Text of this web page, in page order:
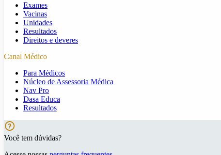
Exames
Vacinas
Unidades
Resultados
Direitos e deveres
Canal Médico
Para Médicos
Núcleo de Assessoria Médica
Nav Pro
Dasa Educa
Resultados
Você tem dúvidas?